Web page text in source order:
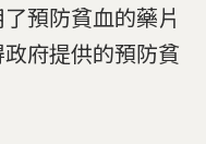
預防貧血的藥片
府提供的預防貧